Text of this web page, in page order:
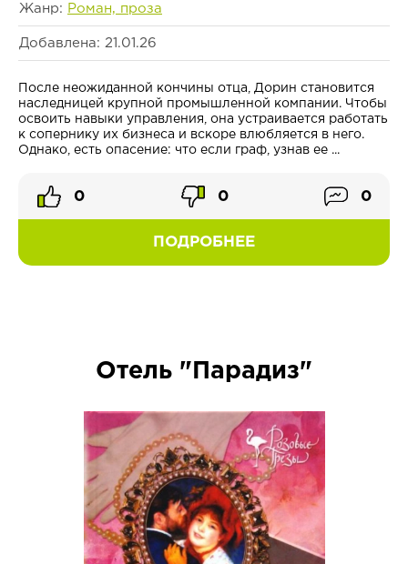
Жанр: Роман, проза
Добавлена: 21.01.26
После неожиданной кончины отца, Дорин становится
наследницей крупной промышленной компании. Чтобы
освоить навыки управления, она устраивается работать
к сопернику их бизнеса и вскоре влюбляется в него.
Однако, есть опасение: что если граф, узнав ее ...
ПОДРОБНЕЕ
0 0 0
Отель "Парадиз"